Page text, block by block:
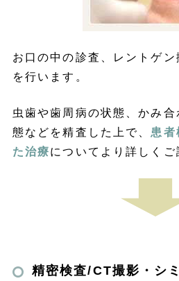
お口の中の診査、レントゲ
を行います。
虫歯や歯周病の状態、かみ
態などを精査した上で、 患者
た治療についてより詳しくご
精密検査/CT撮影・シ